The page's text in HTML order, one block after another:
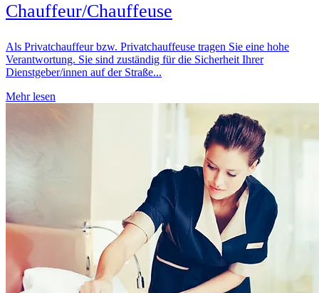
Chauffeur/Chauffeuse
Als Privatchauffeur bzw. Privatchauffeuse tragen Sie eine hohe
Verantwortung. Sie sind zuständig für die Sicherheit Ihrer
Dienstgeber/innen auf der Straße...
Mehr lesen